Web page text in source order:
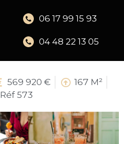
06 17 99 15 93
04 48 22 13 05
569 920 €
167 M²
Réf 573